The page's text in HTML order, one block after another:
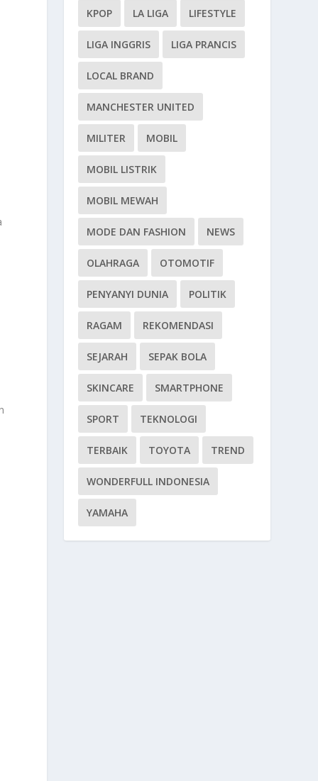
KPOP LA LIGA LIFESTYLE
LIGA INGGRIS LIGA PRANCIS
LOCAL BRAND
MANCHESTER UNITED
MILITER MOBIL
MOBIL LISTRIK
MOBIL MEWAH
MODE DAN FASHION NEWS
OLAHRAGA OTOMOTIF
PENYANYI DUNIA POLITIK
RAGAM REKOMENDASI
SEJARAH SEPAK BOLA
SKINCARE SMARTPHONE
SPORT TEKNOLOGI
TERBAIK TOYOTA TREND
WONDERFULL INDONESIA
YAMAHA